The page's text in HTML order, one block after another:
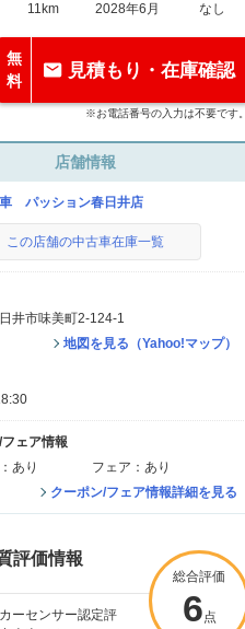
11km
2028年6月
なし
無
料
見積もり・在庫確認
※お電話番号の入力は不要です。
店舗情報
パッション春日井店
この店舗の中古車在庫一覧
井市味美町2-124-1
地図を見る（Yahoo!マップ）
ェア情報
あり
フェア：あり
クーポン/フェア情報詳細を見る
評価情報
総合評価
6点
ーセンサー認定評